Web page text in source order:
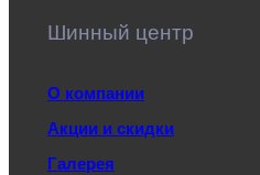
Шинный центр
О компании
Акции и скидки
Галерея